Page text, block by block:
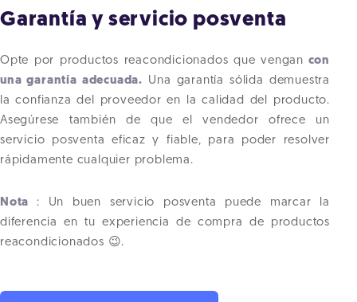
Garantía y servicio posventa
Opte por productos reacondicionados que vengan con
una garantía adecuada. Una garantía sólida demuestra
la confianza del proveedor en la calidad del producto.
Asegúrese también de que el vendedor ofrece un
servicio posventa eficaz y fiable, para poder resolver
rápidamente cualquier problema.
Nota : Un buen servicio posventa puede marcar la
diferencia en tu experiencia de compra de productos
reacondicionados 😉.